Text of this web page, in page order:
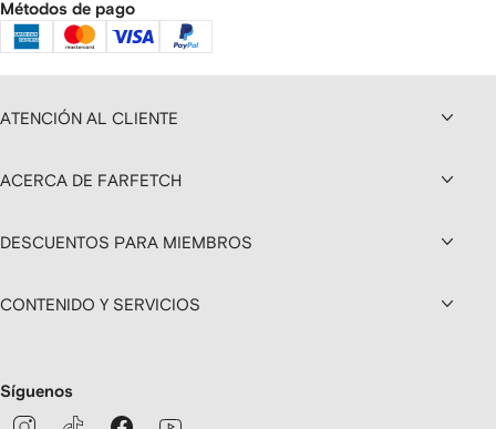
Métodos de pago
ATENCIÓN AL CLIENTE
ACERCA DE FARFETCH
DESCUENTOS PARA MIEMBROS
CONTENIDO Y SERVICIOS
Síguenos